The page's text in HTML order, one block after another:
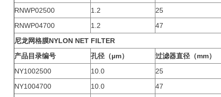
RNWP02500
1.2
25
RNWP04700
1.2
47
尼龙网格膜NYLON NET FILTER
产品目录编号
孔径（µm）
过滤器直径（mm）
NY1002500
10.0
25
NY1004700
10.0
47